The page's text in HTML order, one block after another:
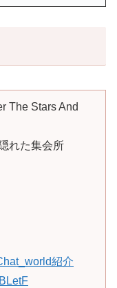
The Stars And
れた集会所
紹介